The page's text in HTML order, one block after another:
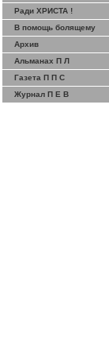
Ради ХРИСТА !
В помощь болящему
Архив
Альманах П Л
Газета П П С
Журнал П Е В